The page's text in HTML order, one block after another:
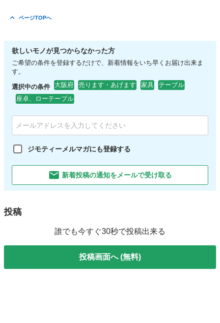
ページTOPへ
欲しいモノが見つからなかった方
ご希望の条件を登録するだけで、新着情報をいち早くお届け出来ま
す。
選択中の条件 大阪府 売ります・あげます 家具
テーブル
座卓、ローテーブル
ジモティーメルマガにも登録する
新着投稿の通知をメールで受け取る
投稿
誰でも今すぐ30秒で投稿出来る
投稿画面へ (無料)